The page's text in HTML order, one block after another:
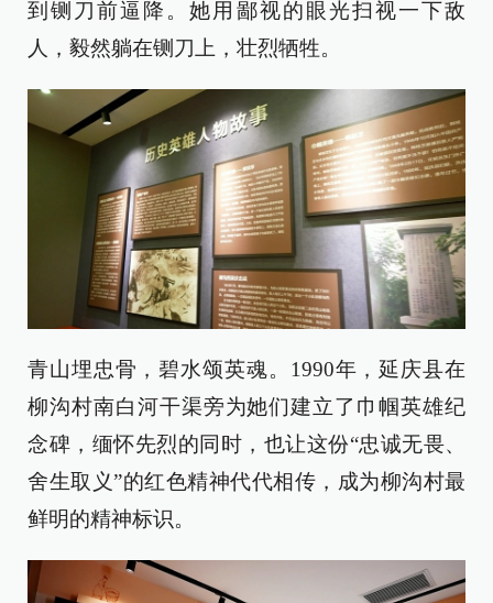
到铡刀前逼降。她用鄙视的眼光扫视一下敌
人，毅然躺在铡刀上，壮烈牺牲。
青山埋忠骨，碧水颂英魂。1990年，延庆县在
柳沟村南白河干渠旁为她们建立了巾帼英雄纪
念碑，缅怀先烈的同时，也让这份“忠诚无畏、
舍生取义”的红色精神代代相传，成为柳沟村最
鲜明的精神标识。